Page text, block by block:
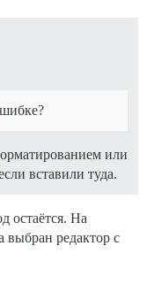
или
вставили туда.
остаётся. На
выбран редактор с